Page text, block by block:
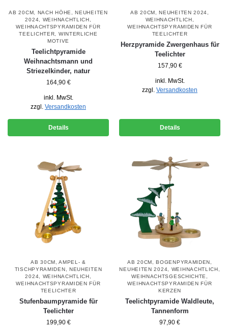
AB 20CM NACH HÖHE ,NEUHEITEN
2024
WEIHNACHTLICH
WEIHNACHTSPYRAMIDEN FÜR
TEELICHTER
WINTERLICHE
MOTIVE
Teelichtpyramide
Weihnachtsmann und
Striezelkinder, natur
164,90 €
inkl. MwSt.
zzgl. Versandkosten
Details
AB 20CM ,NEUHEITEN 2024
WEIHNACHTLICH
WEIHNACHTSPYRAMIDEN FÜR
TEELICHTER
Herzpyramide Zwergenhaus für
Teelichter
157,90 €
inkl. MwSt.
zzgl. Versandkosten
Details
AB 30CM ,AMPEL- &
TISCHPYRAMIDEN
NEUHEITEN
2024
WEIHNACHTLICH
WEIHNACHTSPYRAMIDEN FÜR
TEELICHTER
Stufenbaumpyramide für
Teelichter
199,90 €
AB 20CM ,BOGENPYRAMIDEN
NEUHEITEN 2024
WEIHNACHTLICH
WEIHNACHTSGESCHICHTE
WEIHNACHTSPYRAMIDEN FÜR
KERZEN
Teelichtpyramide Waldleute,
Tannenform
97,90 €